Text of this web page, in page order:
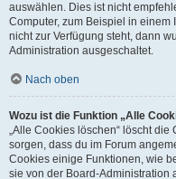
auswählen. Dies ist nicht
Computer, zum Beispiel in einem
nicht zur Verfügung steht, dann
Administration ausgeschaltet.
Nach oben
Wozu ist die Funktion „Alle
„Alle Cookies löschen“ löscht
sorgen, dass du im Forum
Cookies einige Funktionen, wie
sie von der Board-Administration